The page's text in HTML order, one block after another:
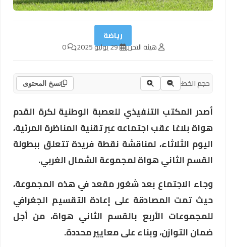
رياضة
هيئة التحرير 29 يوليو 2025 0
حجم الخط: نسخ المحتوى
أصدر المكتب التنفيذي للعصبة الوطنية لكرة القدم
هواة بلاغاً عقب اجتماعه عبر تقنية المناظرة المرئية،
اليوم الثلاثاء، لمناقشة نقطة فريدة تتعلق ببطولة
القسم الثاني هواة لمجموعة الشمال الغربي.
وجاء الاجتماع بعد شغور مقعد في هذه المجموعة،
حيث تمت المصادقة على إعادة التقسيم الجغرافي
للمجموعات الأربع بالقسم الثاني هواة، من أجل
ضمان التوازن، وبناء على معايير محددة.